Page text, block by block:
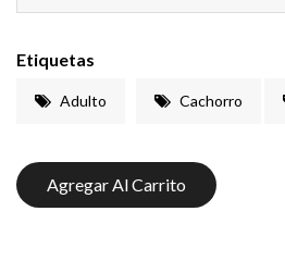
Etiquetas
Adulto Cachorro
Agregar Al Carrito